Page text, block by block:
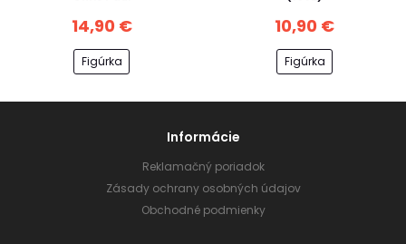
14,90 €
Figúrka
10,90 €
Figúrka
Informácie
Reklamačný poriadok
Zásady ochrany osobných údajov
Obchodné podmienky